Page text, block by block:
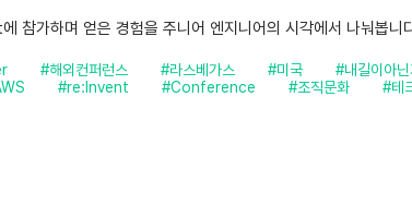
참가하며 얻은 경험을 주니어 엔지니어의 시각에서 나눠봅니
#해외컨퍼런스 #라스베가스 #미국 #내길이아
#re:Invent #Conference #조직문화 #테